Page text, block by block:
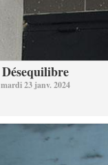
Désequilibre
mardi 23 janv. 2024